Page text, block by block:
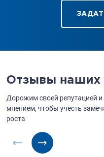
Отзывы наших
Дорожим своей репутацией
мнением, чтобы учесть
роста